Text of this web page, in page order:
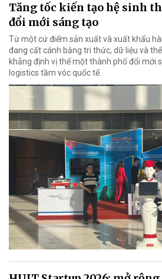
Tăng tốc kiến tạo hệ sinh
đổi mới sáng tạo
Từ một cứ điểm sản xuất và xuất khẩu
đang cất cánh bằng tri thức, dữ liệu và
khẳng định vị thế một thành phố đổi mới
logistics tầm vóc quốc tế.